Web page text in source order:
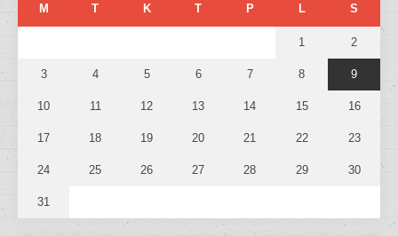
M T K T P L S
1 2
3 4 5 6 7 8 9
10 11 12 13 14 15 16
17 18 19 20 21 22 23
24 25 26 27 28 29 30
31